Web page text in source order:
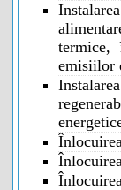
termice,
emisiilor